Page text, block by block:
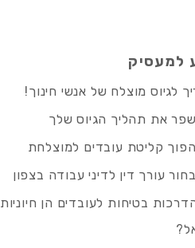
למעסיק
לגיוס מוצלח של אנשי חינוך!
את תהליך הגיוס שלך
קליטת עובדים למוצלחת
עורך דין לדיני עבודה בצפון
בטיחות לעובדים הן חיוניות